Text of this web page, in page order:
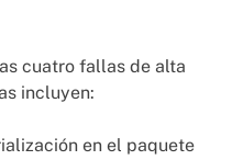
cuatro fallas de alta
incluyen:
en el paquete